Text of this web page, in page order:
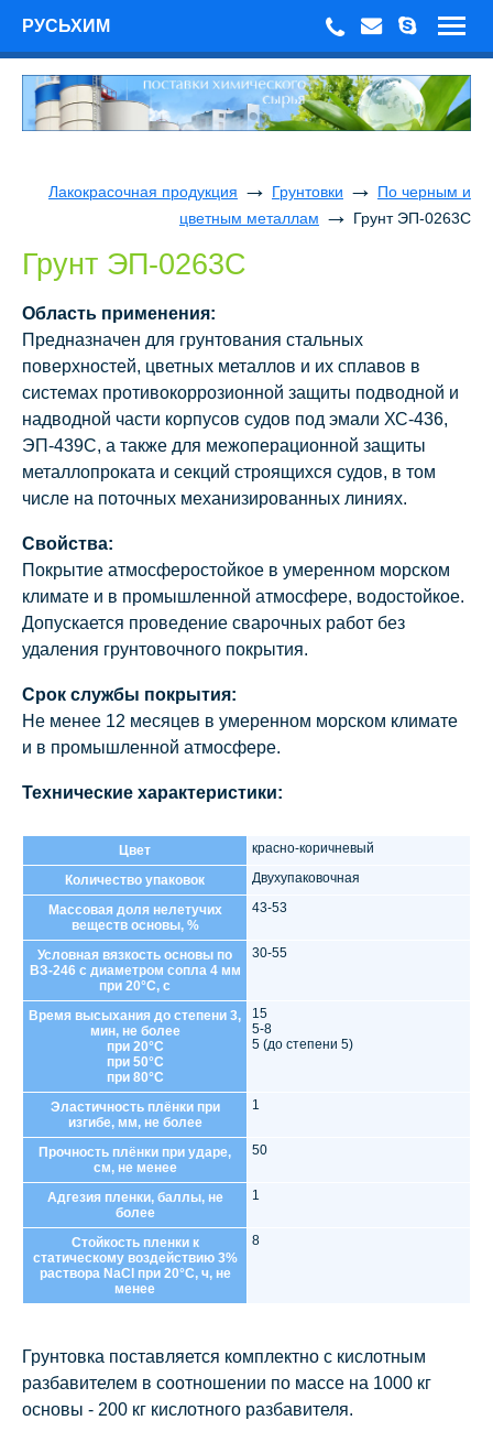
РУСЬХИМ
Лакокрасочная продукция → Грунтовки →
По черным и
цветным металлам → Грунт ЭП-0263С
Грунт ЭП-0263С
Область применения:
Предназначен для грунтования стальных
поверхностей, цветных металлов и их сплавов в
системах противокоррозионной защиты подводной и
надводной части корпусов судов под эмали ХС-436,
ЭП-439С, а также для межоперационной защиты
металлопроката и секций строящихся судов, в том
числе на поточных механизированных линиях.
Свойства:
Покрытие атмосферостойкое в умеренном морском
климате и в промышленной атмосфере, водостойкое.
Допускается проведение сварочных работ без
удаления грунтовочного покрытия.
Срок службы покрытия:
Не менее 12 месяцев в умеренном морском климате
и в промышленной атмосфере.
Технические характеристики:
Цвет красно-коричневый
Количество упаковок Двухупаковочная
Массовая доля нелетучих
веществ основы, %
43-53
Условная вязкость основы по
ВЗ-246 с диаметром сопла 4 мм
при 20°С, с
30-55
Время высыхания до степени 3,
мин, не более
при 20°С
при 50°С
при 80°С
15
5-8
5 (до степени 5)
Эластичность плёнки при
изгибе, мм, не более
1
Прочность плёнки при ударе,
см, не менее
50
Адгезия пленки, баллы, не
более
1
Стойкость пленки к
статическому воздействию 3%
раствора NaCl при 20°С, ч, не
менее
8
Грунтовка поставляется комплектно с кислотным
разбавителем в соотношении по массе на 1000 кг
основы - 200 кг кислотного разбавителя.